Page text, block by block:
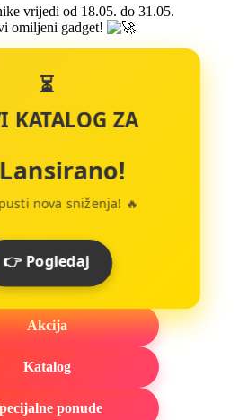
vrijedi od 18.05. do 31.05.
omiljeni gadget!
⏳
KATALOG ZA
nova sniženja! 🔥
👉 Pogledaj
Akcija
Katalog
ponude